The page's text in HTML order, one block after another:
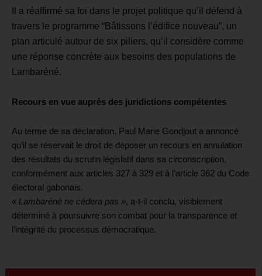
Il a réaffirmé sa foi dans le projet politique qu’il défend à
travers le programme “Bâtissons l’édifice nouveau”, un
plan articulé autour de six piliers, qu’il considère comme
une réponse concrète aux besoins des populations de
Lambaréné.
Recours en vue auprès des juridictions compétentes
Au terme de sa déclaration, Paul Marie Gondjout a annoncé
qu’il se réservait le droit de déposer un recours en annulation
des résultats du scrutin législatif dans sa circonscription,
conformément aux articles 327 à 329 et à l’article 362 du Code
électoral gabonais.
« Lambaréné ne cédera pas », a-t-il conclu, visiblement
déterminé à poursuivre son combat pour la transparence et
l’intégrité du processus démocratique.